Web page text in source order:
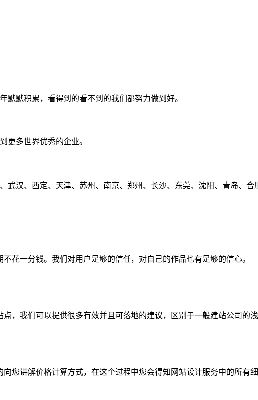
默默积累，看得到的看不到的我们都努力做到好。
更多世界优秀的企业。
武汉、西定、天津、苏州、南京、郑州、长沙、东莞、沈阳、青岛、合
花一分钱。我们对用户足够的信任，对自己的作品也有足够的信心。
，我们可以提供很多有效并且可落地的建议，区别于一般建站公司的
您讲解价格计算方式，在这个过程中您会得知网站设计服务中的所有